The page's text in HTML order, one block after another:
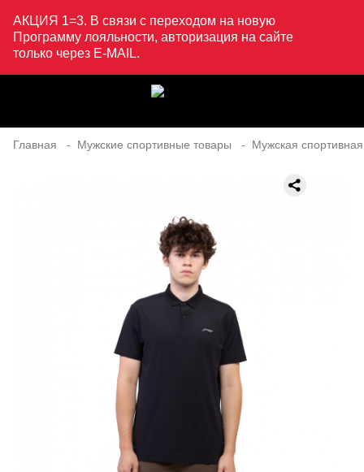
АКЦИЯ 1=3. В связи с переходом на новую
Программу лояльности, авторизация на сайте
только через E-MAIL.
Главная Мужские спортивные товары Мужская